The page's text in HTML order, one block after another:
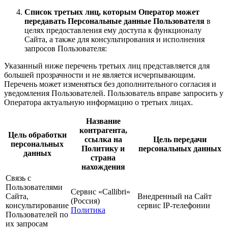
Список третьих лиц, которым Оператор может
передавать Персональные данные Пользователя в
целях предоставления ему доступа к функционалу
Сайта, а также для консультирования и исполнения
запросов Пользователя:
Указанный ниже перечень третьих лиц представляется для
большей прозрачности и не является исчерпывающим.
Перечень может изменяться без дополнительного согласия и
уведомления Пользователей. Пользователь вправе запросить у
Оператора актуальную информацию о третьих лицах.
Цель обработки
персональных
данных
Название
контрагента,
ссылка на
Политику и
страна
нахождения
Цель передачи
персональных данных
Связь с
Пользователями
Сайта,
консультирование
Пользователей по
их запросам
Сервис «Callibri»
(Россия)
Политика
Внедренный на Сайт
сервис IP-телефонии